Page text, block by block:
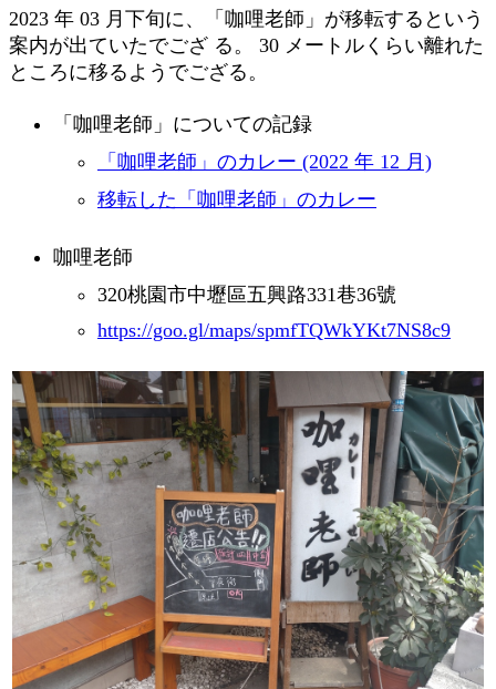
2023 年 03 月下旬に、「咖哩老師」が移転するという
案内が出ていたでござ る。 30 メートルくらい離れた
ところに移るようでござる。
「咖哩老師」についての記録
「咖哩老師」のカレー (2022 年 12 月)
移転した「咖哩老師」のカレー
咖哩老師
320桃園市中壢區五興路331巷36號
https://goo.gl/maps/spmfTQWkYKt7NS8c9